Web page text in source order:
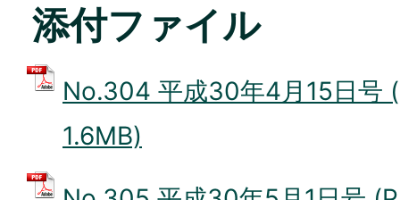
添付ファイル
No.304 平成30年4月15日号
1.6MB)